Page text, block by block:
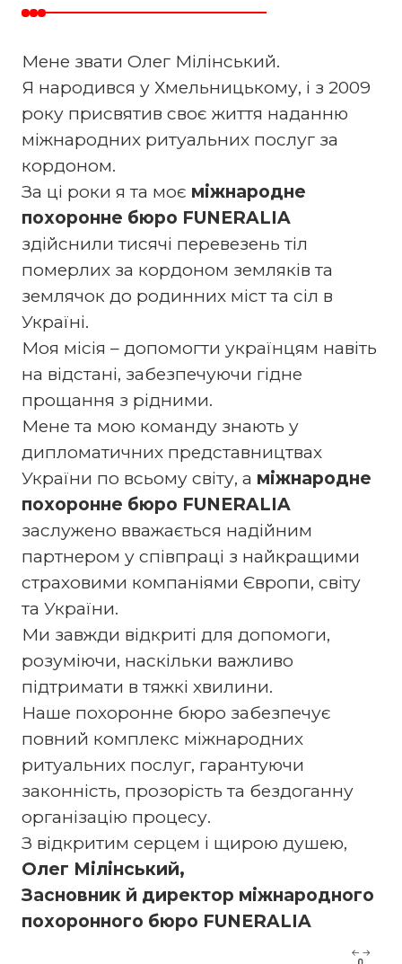
Мене звати Олег Мілінський.
Я народився у Хмельницькому, і з 2009
року присвятив своє життя наданню
міжнародних ритуальних послуг за
кордоном.
За ці роки я та моє міжнародне
похоронне бюро FUNERALIA
здійснили тисячі перевезень тіл
померлих за кордоном земляків та
землячок до родинних міст та сіл в
Україні.
Моя місія – допомогти українцям навіть
на відстані, забезпечуючи гідне
прощання з рідними.
Мене та мою команду знають у
дипломатичних представництвах
України по всьому світу, а міжнародне
похоронне бюро FUNERALIA
заслужено вважається надійним
партнером у співпраці з найкращими
страховими компаніями Європи, світу
та України.
Ми завжди відкриті для допомоги,
розуміючи, наскільки важливо
підтримати в тяжкі хвилини.
Наше похоронне бюро забезпечує
повний комплекс міжнародних
ритуальних послуг, гарантуючи
законність, прозорість та бездоганну
організацію процесу.
З відкритим серцем і щирою душею,
Олег Мілінський,
Засновник й директор міжнародного
похоронного бюро FUNERALIA